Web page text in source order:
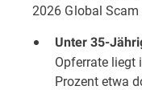
2026 Global
Unter 35-
Opferrate liegt
Prozent etwa